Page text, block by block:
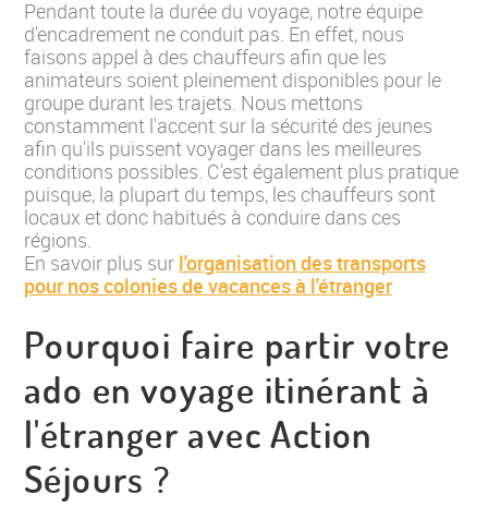
Pendant toute la durée du voyage, notre équipe
d'encadrement ne conduit pas. En effet, nous
faisons appel à des chauffeurs afin que les
animateurs soient pleinement disponibles pour le
groupe durant les trajets. Nous mettons
constamment l'accent sur la sécurité des jeunes
afin qu'ils puissent voyager dans les meilleures
conditions possibles. C'est également plus pratique
puisque, la plupart du temps, les chauffeurs sont
locaux et donc habitués à conduire dans ces
régions.
En savoir plus sur l'organisation des transports
pour nos colonies de vacances à l'étranger
Pourquoi faire partir votre
ado en voyage itinérant à
l'étranger avec Action
Séjours ?